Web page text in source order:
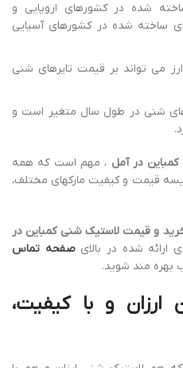
شده در کشورهای اروپایی و
ساخته شده در کشورهای آسیایی
می تواند بر قیمت تایرهای شنی
شنی در طول سال متغیر است و
در آمل ، مهم است که همه
قیمت و کیفیت مارکهای مختلف،
و قیمت لاستیک شنی کمباین در
ارائه شده در بالایصفحه تماس
بهره مند شوید.
ارزان و با کیفیت،